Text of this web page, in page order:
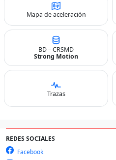
Mapa de aceleración
BD – CRSMD
Strong Motion
Trazas
REDES SOCIALES
Facebook